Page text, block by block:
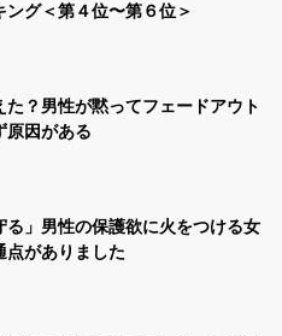
ング＜第４位〜第６位＞
た？男性が黙ってフェードアウト
原因がある
る」男性の保護欲に火をつける女
点がありました